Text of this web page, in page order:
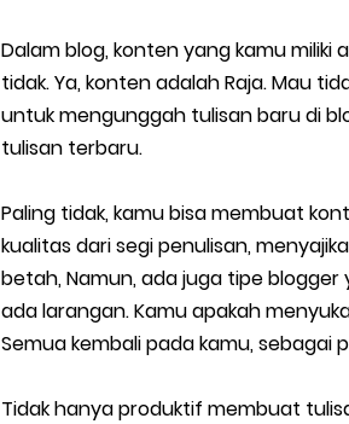
Dalam blog, konten yang kamu
tidak. Ya, konten adalah Raja. Mau
untuk mengunggah tulisan baru di
tulisan terbaru.
Paling tidak, kamu bisa membuat
kualitas dari segi penulisan,
betah, Namun, ada juga tipe
ada larangan. Kamu apakah
Semua kembali pada kamu, sebagai
Tidak hanya produktif membuat